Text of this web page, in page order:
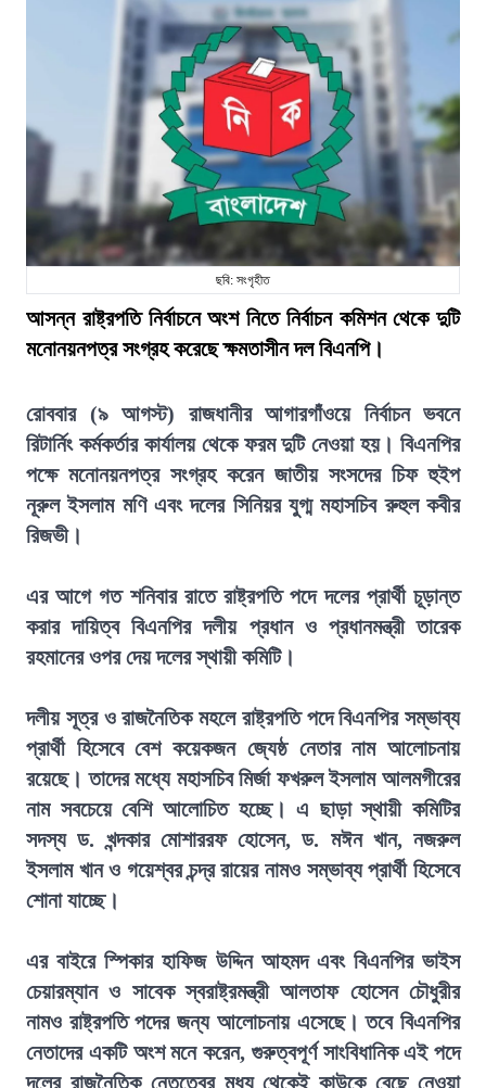
ছবি: সংগৃহীত
আসন্ন রাষ্ট্রপতি নির্বাচনে অংশ নিতে নির্বাচন কমিশন থেকে দুটি
মনোনয়নপত্র সংগ্রহ করেছে ক্ষমতাসীন দল বিএনপি।
রোববার (৯ আগস্ট) রাজধানীর আগারগাঁওয়ে নির্বাচন ভবনে
রিটার্নিং কর্মকর্তার কার্যালয় থেকে ফরম দুটি নেওয়া হয়। বিএনপির
পক্ষে মনোনয়নপত্র সংগ্রহ করেন জাতীয় সংসদের চিফ হুইপ
নূরুল ইসলাম মণি এবং দলের সিনিয়র যুগ্ম মহাসচিব রুহুল কবীর
রিজভী।
এর আগে গত শনিবার রাতে রাষ্ট্রপতি পদে দলের প্রার্থী চূড়ান্ত
করার দায়িত্ব বিএনপির দলীয় প্রধান ও প্রধানমন্ত্রী তারেক
রহমানের ওপর দেয় দলের স্থায়ী কমিটি।
দলীয় সূত্র ও রাজনৈতিক মহলে রাষ্ট্রপতি পদে বিএনপির সম্ভাব্য
প্রার্থী হিসেবে বেশ কয়েকজন জ্যেষ্ঠ নেতার নাম আলোচনায়
রয়েছে। তাদের মধ্যে মহাসচিব মির্জা ফখরুল ইসলাম আলমগীরের
নাম সবচেয়ে বেশি আলোচিত হচ্ছে। এ ছাড়া স্থায়ী কমিটির
সদস্য ড. খন্দকার মোশাররফ হোসেন, ড. মঈন খান, নজরুল
ইসলাম খান ও গয়েশ্বর চন্দ্র রায়ের নামও সম্ভাব্য প্রার্থী হিসেবে
শোনা যাচ্ছে।
এর বাইরে স্পিকার হাফিজ উদ্দিন আহমদ এবং বিএনপির ভাইস
চেয়ারম্যান ও সাবেক স্বরাষ্ট্রমন্ত্রী আলতাফ হোসেন চৌধুরীর
নামও রাষ্ট্রপতি পদের জন্য আলোচনায় এসেছে। তবে বিএনপির
নেতাদের একটি অংশ মনে করেন, গুরুত্বপূর্ণ সাংবিধানিক এই পদে
দলের রাজনৈতিক নেতৃত্বের মধ্য থেকেই কাউকে বেছে নেওয়া